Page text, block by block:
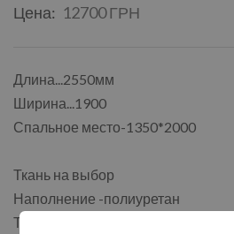
Цена: 12700 ГРН
Длина...2550мм
Ширина...1900
Спальное место-1350*2000
Ткань на выбор
Наполнение -полиуретан
Трансформация - дельфин